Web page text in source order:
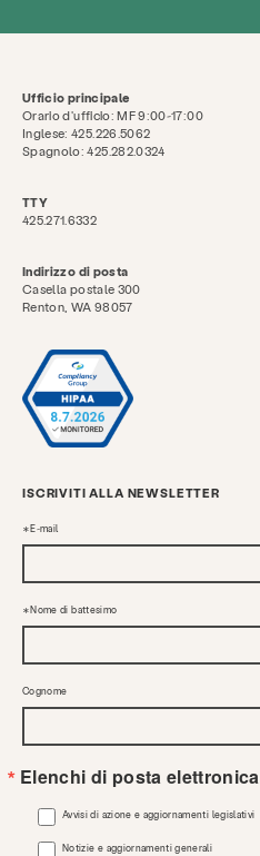
Ufficio principale
Orario d'ufficio: MF 9:00-17:00
Inglese: 425.226.5062
Spagnolo: 425.282.0324
TTY
425.271.6332
Indirizzo di posta
Casella postale 300
Renton, WA 98057
ISCRIVITI ALLA NEWSLETTER
E-mail
Nome di battesimo
Cognome
Elenchi di posta elettronica
Avvisi di azione e aggiornamenti legislativi
Notizie e aggiornamenti generali